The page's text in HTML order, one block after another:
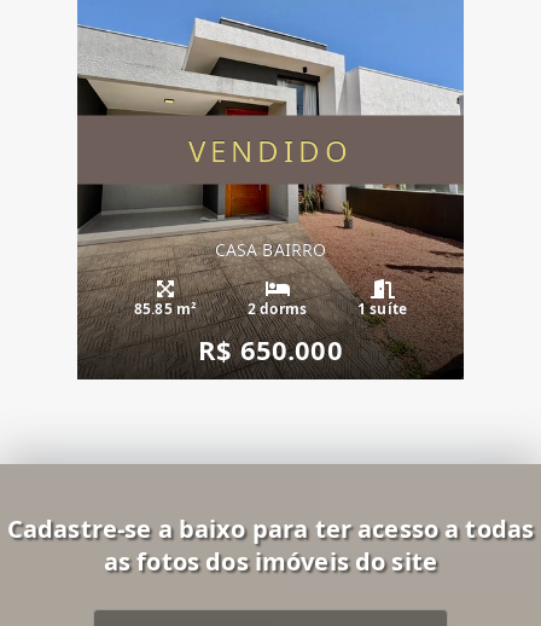
VENDIDO
CASA BAIRRO
85.85 m² 2 dorms 1 suíte
R$ 650.000
Cadastre-se a baixo para ter acesso a todas
as fotos dos imóveis do site